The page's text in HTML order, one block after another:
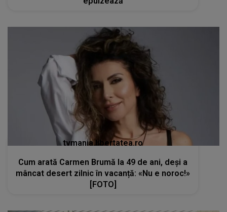
tvmania.libertatea.ro
Cum arată Carmen Brumă la 49 de ani, deși a
mâncat desert zilnic în vacanță: «Nu e noroc!»
[FOTO]